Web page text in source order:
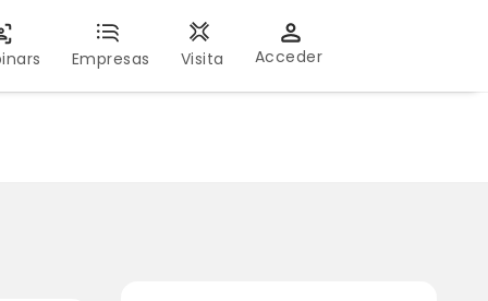
Empresas Visita Acceder